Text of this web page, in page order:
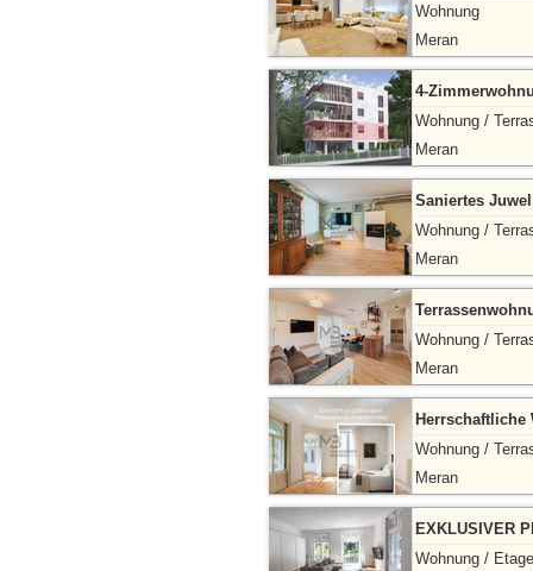
Wohnung
Meran
4-
Wohnung /
Meran
Saniertes
Wohnung /
Meran
Wohnung /
Meran
Wohnung /
Meran
EXKLUSIVER
Wohnung / Etage